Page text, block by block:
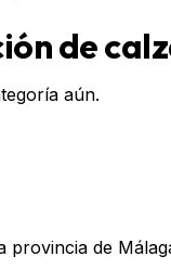
de
aún.
provincia de